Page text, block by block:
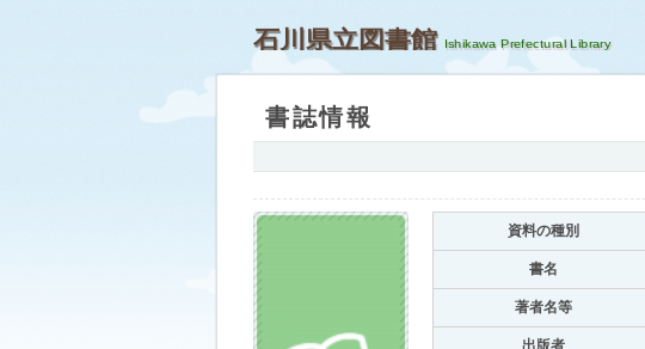
石川県立図書館
書誌情報
資料の種別
書名
著者名等
出版者